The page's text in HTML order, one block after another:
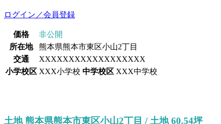
ログイン／会員登録
価格
非公開
所在地
熊本県熊本市東区小山2丁目
交通
XXXXXXXXXXXXXXXXXX
小学校区 XXX小学校 中学校区 XXX中学校
土地 熊本県熊本市東区小山2丁目 / 土地 60.54坪